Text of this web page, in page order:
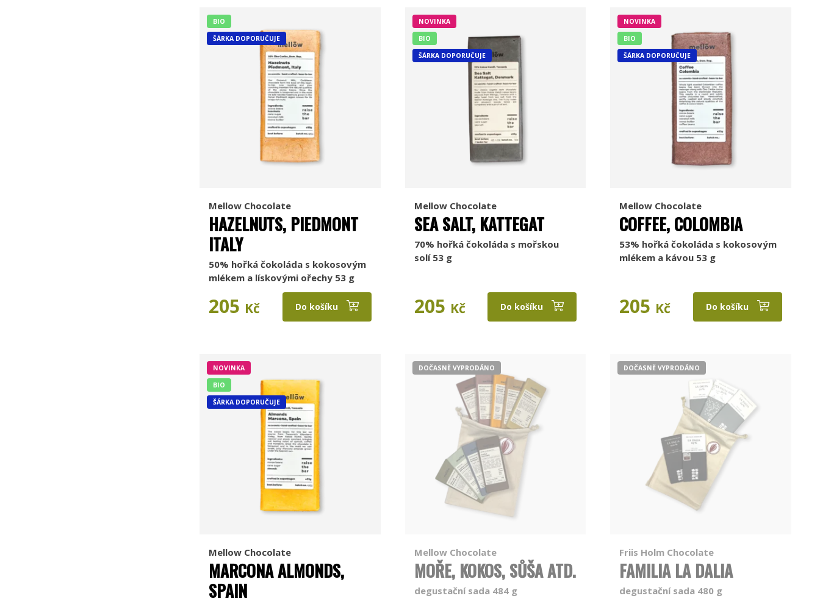
BIO
ŠÁRKA DOPORUČUJE
Mellow Chocolate
HAZELNUTS, PIEDMONT
ITALY
50% hořká čokoláda s kokosovým
mlékem a lískovými ořechy 53 g
205 Kč Do košíku
NOVINKA
BIO
ŠÁRKA DOPORUČUJE
Mellow Chocolate
SEA SALT, KATTEGAT
70% hořká čokoláda s mořskou
solí 53 g
205 Kč Do košíku
NOVINKA
BIO
ŠÁRKA DOPORUČUJE
Mellow Chocolate
COFFEE, COLOMBIA
53% hořká čokoláda s kokosovým
mlékem a kávou 53 g
205 Kč Do košíku
NOVINKA
BIO
ŠÁRKA DOPORUČUJE
Mellow Chocolate
MARCONA ALMONDS,
SPAIN
DOČASNĚ VYPRODÁNO
Mellow Chocolate
MOŘE, KOKOS, SŮŠA ATD.
degustační sada 484 g
DOČASNĚ VYPRODÁNO
Friis Holm Chocolate
FAMILIA LA DALIA
degustační sada 480 g